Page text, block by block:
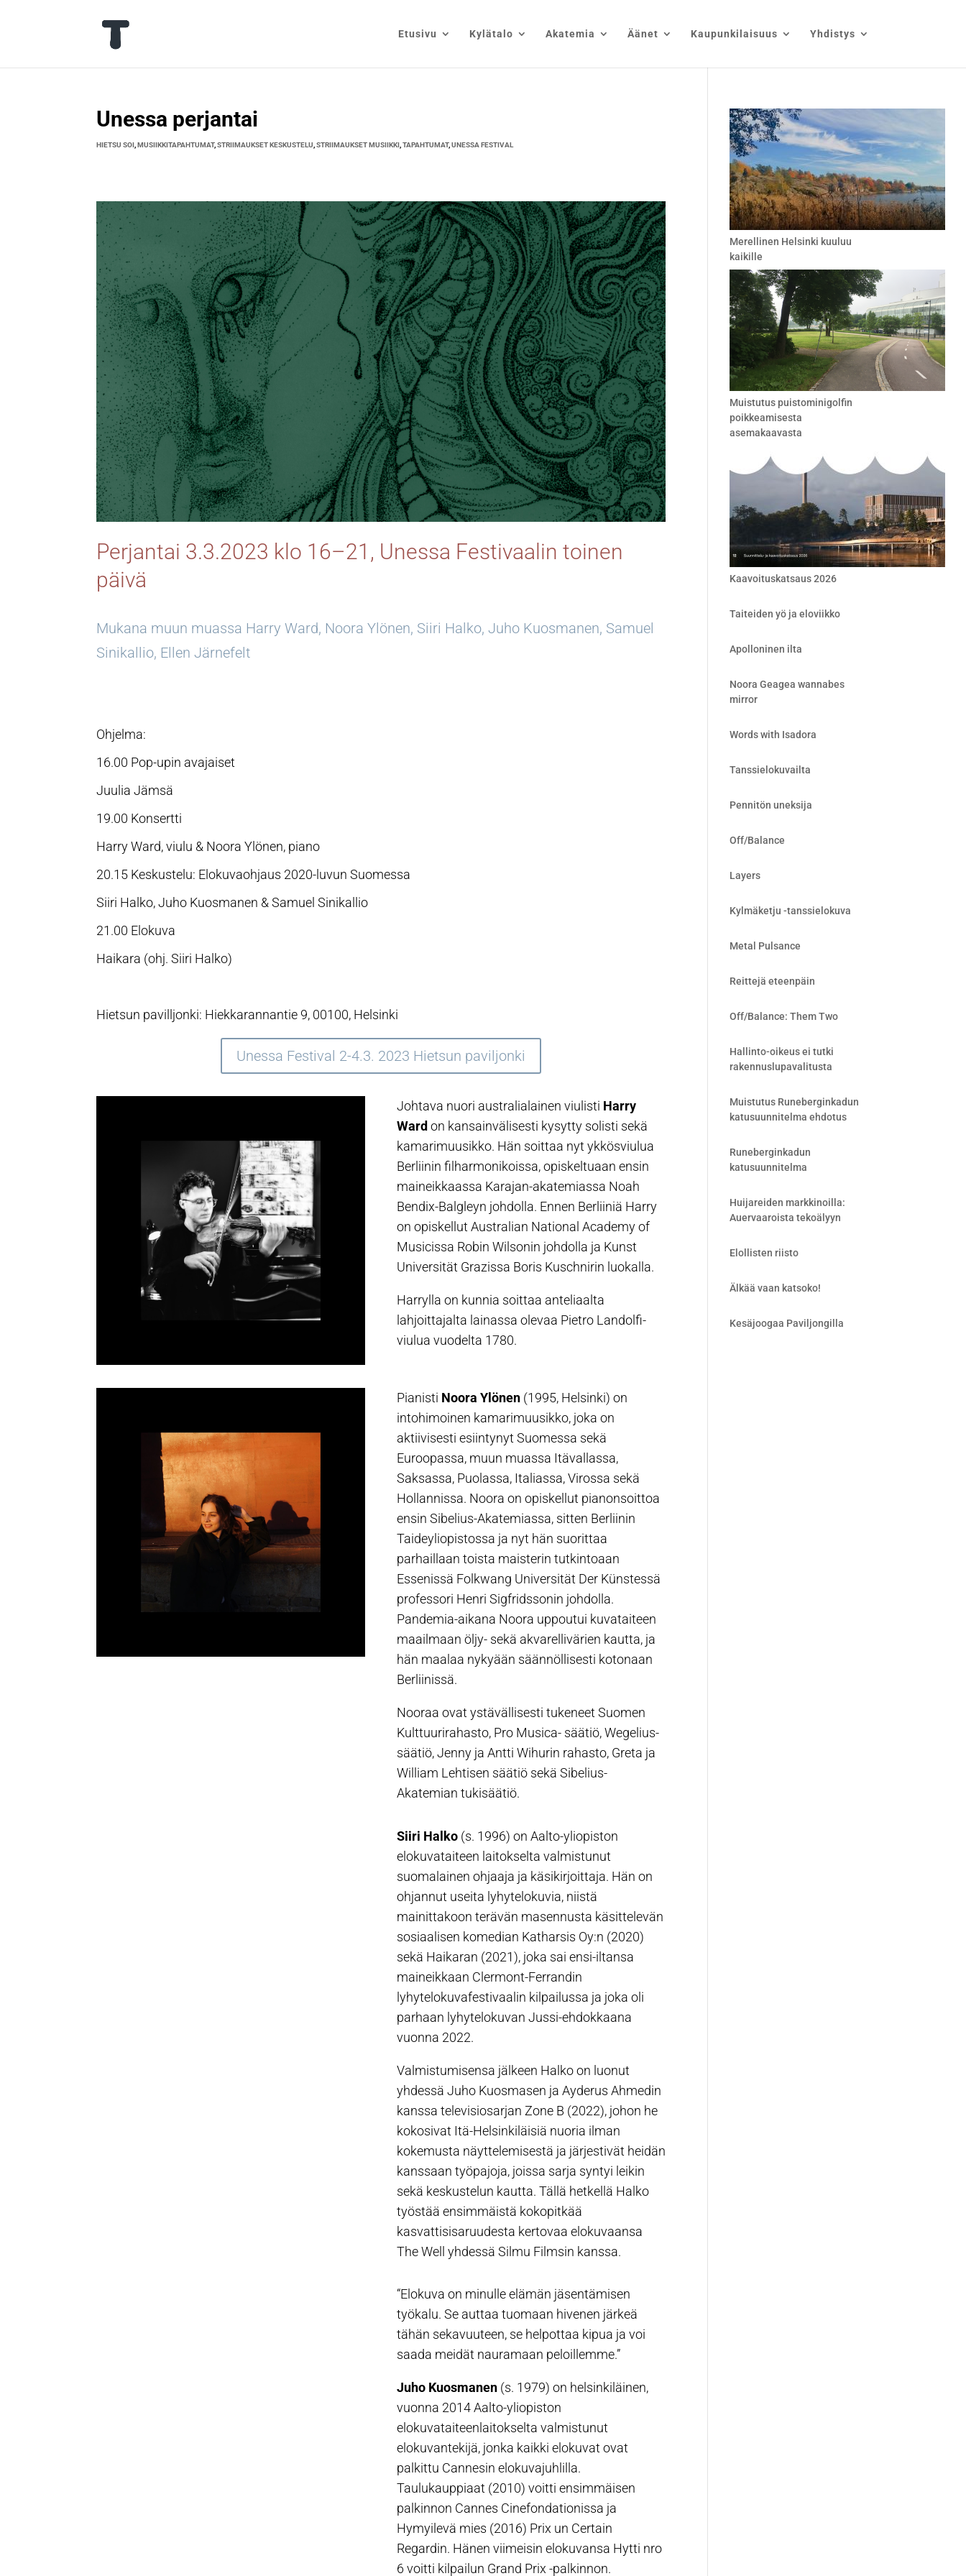
Etusivu Kylätalo Akatemia Äänet Kaupunkilaisuus Yhdistys
Unessa perjantai
HIETSU SOI ,MUSIIKKITAPAHTUMAT,STRIIMAUKSET KESKUSTELU ,STRIIMAUKSET MUSIIKKI ,TAPAHTUMAT,UNESSA FESTIVAL
Perjantai 3.3.2023 klo 16–21 , Unessa Festivaalin toinen
päivä
Mukana muun muassa Harry Ward, Noora Ylönen, Siiri Halko, Juho Kuosmanen, Samuel
Sinikallio, Ellen Järnefelt
Ohjelma:
16.00 Pop-upin avajaiset
Juulia Jämsä
19.00 Konsertti
Harry Ward, viulu & Noora Ylönen, piano
20.15 Keskustelu: Elokuvaohjaus 2020-luvun Suomessa
Siiri Halko, Juho Kuosmanen & Samuel Sinikallio
21.00 Elokuva
Haikara (ohj. Siiri Halko)
Hietsun pavilljonki: Hiekkarannantie 9, 00100, Helsinki
Unessa Festival 2-4.3. 2023 Hietsun paviljonki
Johtava nuori australialainen viulisti Harry
Ward on kansainvälisesti kysytty solisti sekä
kamarimuusikko. Hän soittaa nyt ykkösviulua
Berliinin filharmonikoissa, opiskeltuaan ensin
maineikkaassa Karajan-akatemiassa Noah
Bendix-Balgleyn johdolla. Ennen Berliiniä Harry
on opiskellut Australian National Academy of
Musicissa Robin Wilsonin johdolla ja Kunst
Universität Grazissa Boris Kuschnirin luokalla.
Harrylla on kunnia soittaa anteliaalta
lahjoittajalta lainassa olevaa Pietro Landolfi-
viulua vuodelta 1780.
Pianisti Noora Ylönen(1995, Helsinki) on
intohimoinen kamarimuusikko, joka on
aktiivisesti esiintynyt Suomessa sekä
Euroopassa, muun muassa Itävallassa,
Saksassa, Puolassa, Italiassa, Virossa sekä
Hollannissa. Noora on opiskellut pianonsoittoa
ensin Sibelius-Akatemiassa, sitten Berliinin
Taideyliopistossa ja nyt hän suorittaa
parhaillaan toista maisterin tutkintoaan
Essenissä Folkwang Universität Der Künstessä
professori Henri Sigfridssonin johdolla.
Pandemia-aikana Noora uppoutui kuvataiteen
maailmaan öljy- sekä akvarellivärien kautta, ja
hän maalaa nykyään säännöllisesti kotonaan
Berliinissä.
Nooraa ovat ystävällisesti tukeneet Suomen
Kulttuurirahasto, Pro Musica- säätiö, Wegelius-
säätiö, Jenny ja Antti Wihurin rahasto, Greta ja
William Lehtisen säätiö sekä Sibelius-
Akatemian tukisäätiö.
Siiri Halko(s. 1996) on Aalto-yliopiston
elokuvataiteen laitokselta valmistunut
suomalainen ohjaaja ja käsikirjoittaja. Hän on
ohjannut useita lyhytelokuvia, niistä
mainittakoon terävän masennusta käsittelevän
sosiaalisen komedian Katharsis Oy:n (2020)
sekä Haikaran (2021), joka sai ensi-iltansa
maineikkaan Clermont-Ferrandin
lyhytelokuvafestivaalin kilpailussa ja joka oli
parhaan lyhytelokuvan Jussi-ehdokkaana
vuonna 2022.
Valmistumisensa jälkeen Halko on luonut
yhdessä Juho Kuosmasen ja Ayderus Ahmedin
kanssa televisiosarjan Zone B (2022), johon he
kokosivat Itä-Helsinkiläisiä nuoria ilman
kokemusta näyttelemisestä ja järjestivät heidän
kanssaan työpajoja, joissa sarja syntyi leikin
sekä keskustelun kautta. Tällä hetkellä Halko
työstää ensimmäistä kokopitkää
kasvattisisaruudesta kertovaa elokuvaansa
The Well yhdessä Silmu Filmsin kanssa.
“Elokuva on minulle elämän jäsentämisen
työkalu. Se auttaa tuomaan hivenen järkeä
tähän sekavuuteen, se helpottaa kipua ja voi
saada meidät nauramaan peloillemme.”
Juho Kuosmanen(s. 1979) on helsinkiläinen,
vuonna 2014 Aalto-yliopiston
elokuvataiteenlaitokselta valmistunut
elokuvantekijä, jonka kaikki elokuvat ovat
palkittu Cannesin elokuvajuhlilla.
Taulukauppiaat (2010) voitti ensimmäisen
palkinnon Cannes Cinefondationissa ja
Hymyilevä mies (2016) Prix un Certain
Regardin. Hänen viimeisin elokuvansa Hytti nro
6 voitti kilpailun Grand Prix -palkinnon.
Merellinen Helsinki kuuluu
kaikille
Muistutus puistominigolfin
poikkeamisesta
asemakaavasta
Kaavoituskatsaus 2026
Taiteiden yö ja eloviikko
Apolloninen ilta
Noora Geagea wannabes
mirror
Words with Isadora
Tanssielokuvailta
Pennitön uneksija
Off/Balance
Layers
Kylmäketju -tanssielokuva
Metal Pulsance
Reittejä eteenpäin
Off/Balance: Them Two
Hallinto-oikeus ei tutki
rakennuslupavalitusta
Muistutus Runeberginkadun
katusuunnitelma ehdotus
Runeberginkadun
katusuunnitelma
Huijareiden markkinoilla:
Auervaaroista tekoälyyn
Elollisten riisto
Älkää vaan katsoko!
Kesäjoogaa Paviljongilla